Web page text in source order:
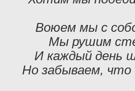
Воюем мы с
Мы рушим
И каждый день
Но забываем,